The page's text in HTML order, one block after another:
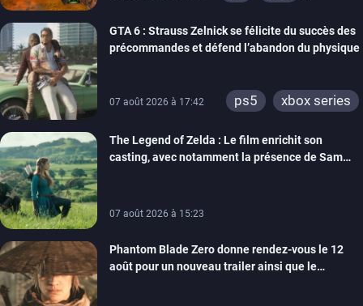
GTA 6 : Strauss Zelnick se félicite du succès des
précommandes et défend l’abandon du physique
07 août 2026 à 17:42 ps5 xbox series
The Legend of Zelda : Le film enrichit son
casting, avec notamment la présence de Sam
07 août 2026 à 15:23
Phantom Blade Zero donne rendez-vous le 12
août pour un nouveau trailer ainsi que le